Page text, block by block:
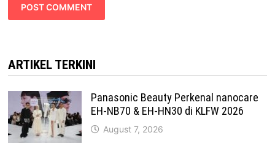
ARTIKEL TERKINI
Panasonic Beauty Perkenal nanocare
EH-NB70 & EH-HN30 di KLFW 2026
August 7, 2026